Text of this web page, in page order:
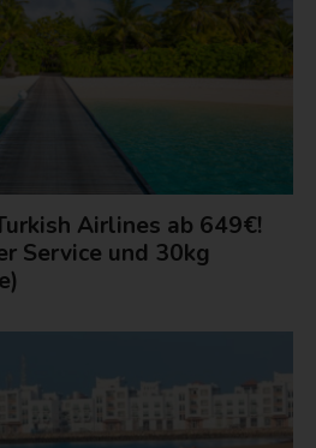
Airlines ab 649€!
Service und 30kg